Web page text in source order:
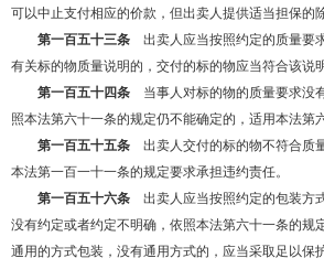
可以中止支付相应的价款，但出卖人提供适当担保的除
第一百五十三条 出卖人应当按照约定的质量要
有关标的物质量说明的，交付的标的物应当符合该说
第一百五十四条 当事人对标的物的质量要求没
照本法第六十一条的规定仍不能确定的，适用本法第
第一百五十五条 出卖人交付的标的物不符合质
本法第一百一十一条的规定要求承担违约责任。
第一百五十六条 出卖人应当按照约定的包装方
没有约定或者约定不明确，依照本法第六十一条的规
通用的方式包装，没有通用方式的，应当采取足以保